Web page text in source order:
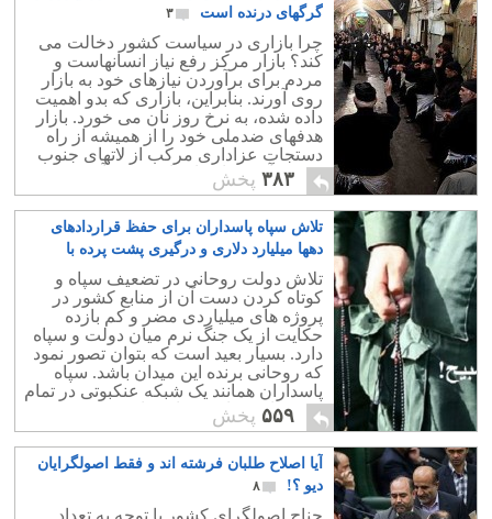
گرگهای درنده است
۳
چرا بازاری در سیاست کشور دخالت می
کند؟ بازار مرکز رفع نیاز انسانهاست و
مردم برای برآوردن نیازهای خود به بازار
روی آورند. بنابراین، بازاری که بدو اهمیت
داده شده، به نرخ روز نان می خورد. بازار
هدفهای ضدملی خود را از همیشه از راه
دستجات عزاداری مرکب از لاتهای جنوب
شهر و آخوندها به اجراء در می آورد.
۳۸۳ پخش
تلاش سپاه پاسداران برای حفظ قراردادهای
دهها میلیارد دلاری و درگیری پشت پرده با
روحانی
تلاش دولت روحانی در تضعیف سپاه و
کوتاه کردن دست آن از منابع کشور در
پروژه های میلیاردی مضر و کم بازده
حکایت از یک جنگ نرم میان دولت و سپاه
دارد. بسیار بعید است که بتوان تصور نمود
که روحانی برنده این میدان باشد. سپاه
پاسداران همانند یک شبکه عنکبوتی در تمام
قسمتهای سیاسی و اقتصادی و حتی
اجتماعی کشور دخالت مسقیم دارد و
دولت در برابر سپاه یک کارگزار و مستخدم
ساده است.
۵۵۹ پخش
آیا اصلاح طلبان فرشته اند و فقط اصولگرایان
دیو ؟!
۸
جناح اصولگرای کشور با توجه به تعداد